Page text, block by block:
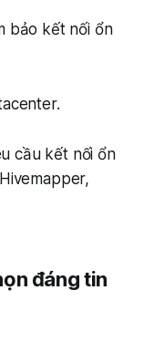
bảo kết nối ổn
cầu kết nối ổn
đáng tin